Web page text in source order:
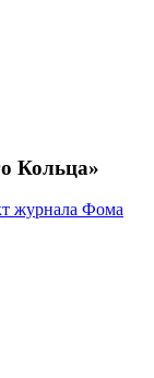
Кольца»